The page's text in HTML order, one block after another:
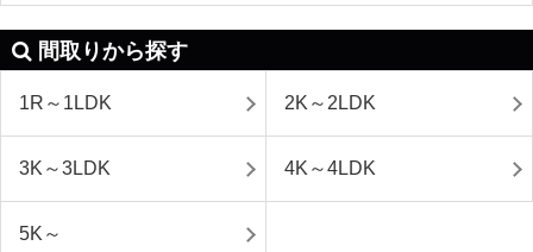
間取りから探す
1R～1LDK 2K～2LDK
3K～3LDK 4K～4LDK
5K～